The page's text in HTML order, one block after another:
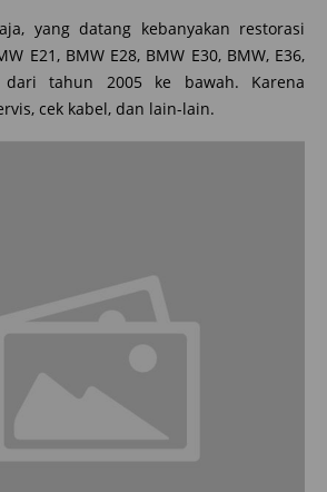
yang datang kebanyakan restorasi
E21, BMW E28, BMW E30, BMW, E36,
dari tahun 2005 ke bawah. Karena
cek kabel, dan lain-lain.